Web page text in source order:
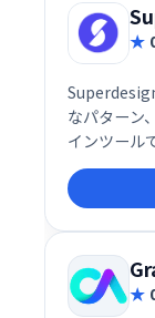
なパターン
インツール
ルなデザ
ち、デザイ